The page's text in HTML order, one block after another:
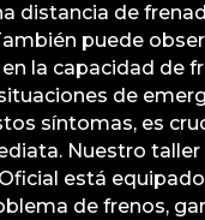
distancia de
puede
la capacidad de
de
síntomas, es
Nuestro
está
de frenos,